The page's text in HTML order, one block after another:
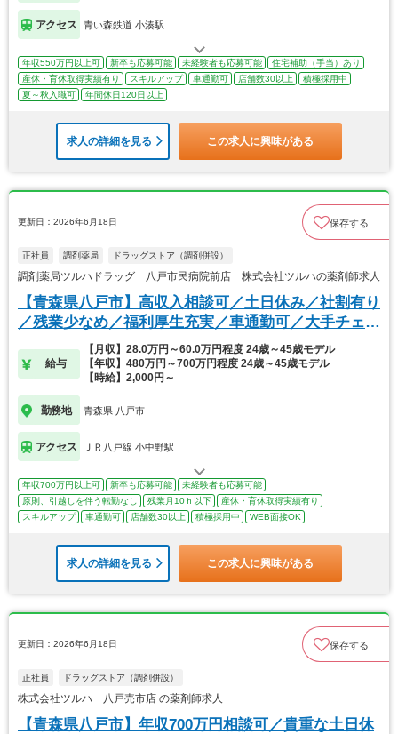
アクセス 青い森鉄道 小湊駅
年収550万円以上可 新卒も応募可能 未経験者も応募可能
住宅補助（手当）あり
産休・育休取得実績有り
スキルアップ 車通勤可 店舗数30以上
積極採用中
夏～秋入職可
年間休日120日以上
求人の詳細を見る この求人に興味がある
更新日：2026年6月18日 保存する
正社員 調剤薬局 ドラッグストア（調剤併設）
調剤薬局ツルハドラッグ 八戸市民病院前店 株式会社ツルハの薬剤師求人
【青森県八戸市】高収入相談可／土日休み／社割有り
／残業少なめ／福利厚生充実／車通勤可／大手チェー
給与
【月収】28.0万円～60.0万円程度 24歳～45歳モデル
【年収】480万円～700万円程度 24歳～45歳モデル
【時給】2,000円～
勤務地 青森県 八戸市
アクセス ＪＲ八戸線 小中野駅
年収700万円以上可 新卒も応募可能
未経験者も応募可能
原則、引越しを伴う転勤なし
残業月10ｈ以下
産休・育休取得実績有り
スキルアップ
車通勤可 店舗数30以上 積極採用中 WEB面接OK
求人の詳細を見る この求人に興味がある
更新日：2026年6月18日 保存する
正社員 ドラッグストア（調剤併設）
株式会社ツルハ 八戸売市店 の薬剤師求人
【青森県八戸市】年収700万円相談可／貴重な土日休